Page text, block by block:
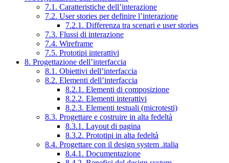
7.1. Caratteristiche dell’interazione
7.2. User stories per definire l’interazione
7.2.1. Differenza tra scenari e user stories
7.3. Flussi di interazione
7.4. Wireframe
7.5. Prototipi interattivi
8. Progettazione dell’interfaccia
8.1. Obiettivi dell’interfaccia
8.2. Elementi dell’interfaccia
8.2.1. Elementi di composizione
8.2.2. Elementi interattivi
8.2.3. Elementi testuali (microtesti)
8.3. Progettare e costruire in alta fedeltà
8.3.1. Layout di pagina
8.3.2. Prototipi in alta fedeltà
8.4. Progettare con il design system .italia
8.4.1. Documentazione